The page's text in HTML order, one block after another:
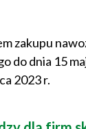
zakupu
do dnia 15
2023 r.